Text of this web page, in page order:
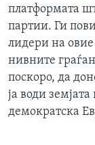
платформата
партии. Ги
лидери на
нивните
поскоро, да
ја води
демократска